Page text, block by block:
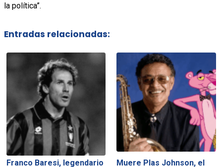
la política”.
Entradas relacionadas:
Franco Baresi, legendario Muere Plas Johnson, el